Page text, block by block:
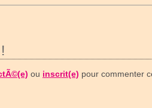
ou inscrit(e) pour commenter